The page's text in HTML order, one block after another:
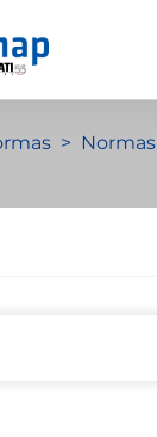
Normas